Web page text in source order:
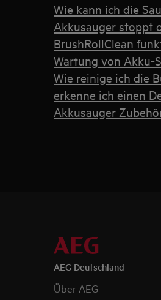
Wie kann ich die
Akkusauger stoppt
BrushRollClean
Wartung von Akku-
Wie reinige ich die
erkenne ich einen
Akkusauger
AEG Deutschland
Über AEG